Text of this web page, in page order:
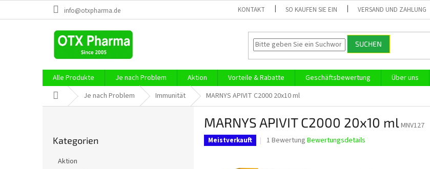
info@otxpharma.de KONTAKT SO KAUFEN SIE EIN VERSAND UND ZAHLUNG
SUCHEN
Alle Produkte Je nach Problem Aktion Vorteile & Rabatte Geschäftsbewertung Über uns
StartseiteJe nach Problem Immunität MARNYS APIVIT C2000 20x10 ml
überspringen
Kategorien
Aktion
MARNYS APIVIT C2000 20x10 mlMNV127
Meistverkauft
Die
1 Bewertung Bewertungsdetails